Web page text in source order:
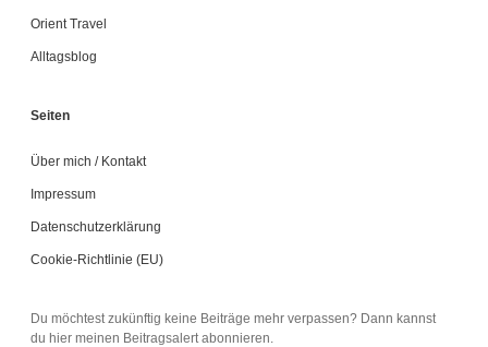
Orient Travel
Alltagsblog
Seiten
Über mich / Kontakt
Impressum
Datenschutzerklärung
Cookie-Richtlinie (EU)
Du möchtest zukünftig keine Beiträge mehr verpassen? Dann kannst
du hier meinen Beitragsalert abonnieren.